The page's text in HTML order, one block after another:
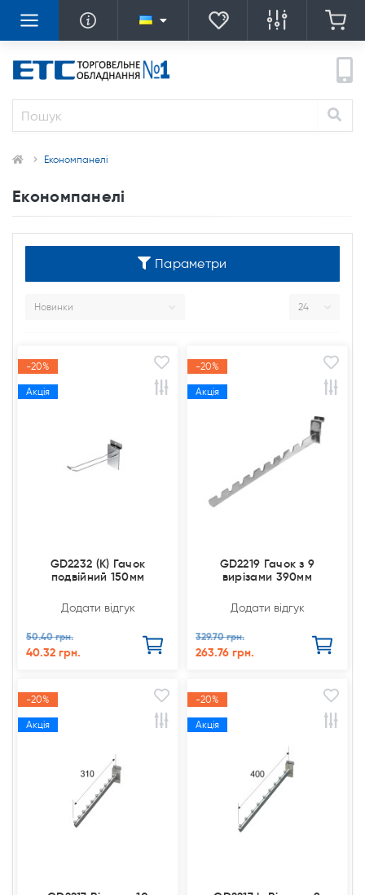
Економпанелі
Економпанелі
Параметри
-20%
Акція
GD2232 (К) Гачок
подвійний 150мм
Додати відгук
50.40 грн.
40.32 грн.
-20%
Акція
GD2219 Гачок з 9
вирізами 390мм
Додати відгук
329.70 грн.
263.76 грн.
-20%
Акція
-20%
Акція